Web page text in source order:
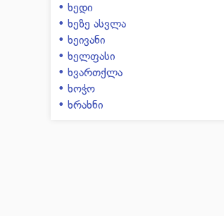
• ხედი
• ხეზე ასვლა
• ხეივანი
• ხელფასი
• ხვართქლა
• ხოჭო
• ხრახნი